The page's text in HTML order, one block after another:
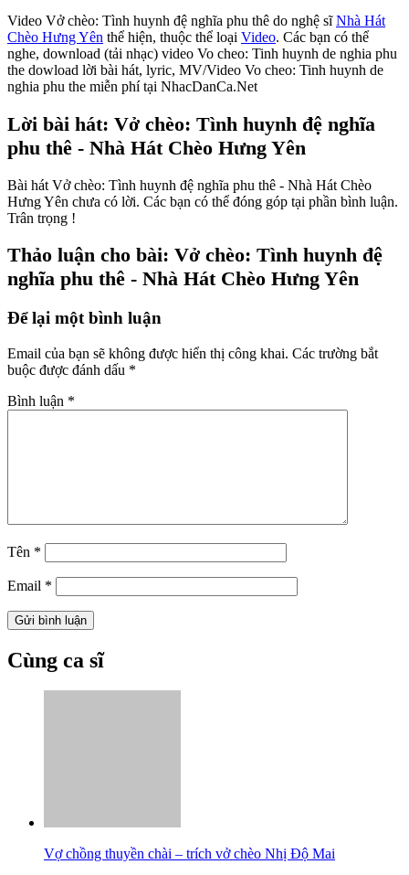
Video Vở chèo: Tình huynh đệ nghĩa phu thê do nghệ sĩNhà Hát
Chèo Hưng Yên thể hiện, thuộc thể loại Video. Các bạn có thể
nghe, download (tải nhạc) video Vo cheo: Tinh huynh de nghia phu
the dowload lời bài hát, lyric, MV/Video Vo cheo: Tinh huynh de
nghia phu the miễn phí tại NhacDanCa.Net
Lời bài hát: Vở chèo: Tình huynh đệ nghĩa
phu thê - Nhà Hát Chèo Hưng Yên
Bài hát Vở chèo: Tình huynh đệ nghĩa phu thê - Nhà Hát Chèo
Hưng Yên chưa có lời. Các bạn có thể đóng góp tại phần bình luận.
Trân trọng !
Thảo luận cho bài: Vở chèo: Tình huynh đệ
nghĩa phu thê - Nhà Hát Chèo Hưng Yên
Để lại một bình luận
Email của bạn sẽ không được hiển thị công khai. Các trường bắt
buộc được đánh dấu *
Bình luận *
Tên *
Email *
Cùng ca sĩ
Vợ chồng thuyền chài – trích vở chèo Nhị Độ Mai